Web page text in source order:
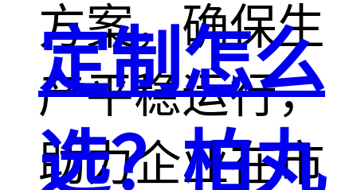
方案，确保生
产平稳运行，
助力企业在市
定制怎么
选？柏丸